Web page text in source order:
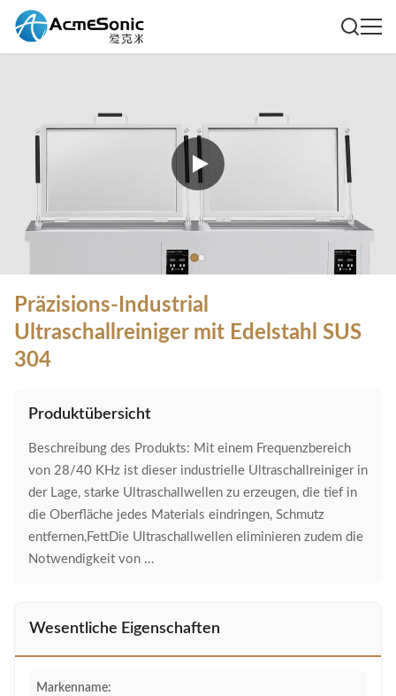
Präzisions-Industrial
Ultraschallreiniger mit Edelstahl SUS
304
Produktübersicht
Beschreibung des Produkts: Mit einem Frequenzbereich
von 28/40 KHz ist dieser industrielle Ultraschallreiniger in
der Lage, starke Ultraschallwellen zu erzeugen, die tief in
die Oberfläche jedes Materials eindringen, Schmutz
entfernen,FettDie Ultraschallwellen eliminieren zudem die
Notwendigkeit von ...
Wesentliche Eigenschaften
Markenname: